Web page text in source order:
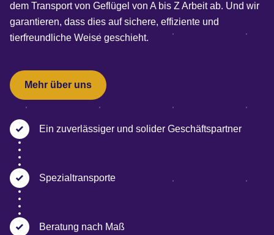
dem Transport von Geflügel von A bis Z Arbeit ab. Und wir
garantieren, dass dies auf sichere, effiziente und
tierfreundliche Weise geschieht.
Mehr über uns
Ein zuverlässiger und solider Geschäftspartner
Spezialtransporte
Beratung nach Maß